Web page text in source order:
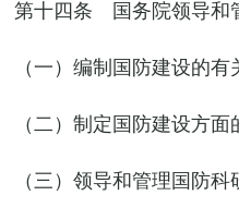
第十四条 国务院领导和
（一）编制国防建设的
（二）制定国防建设方
（三）领导和管理国防科